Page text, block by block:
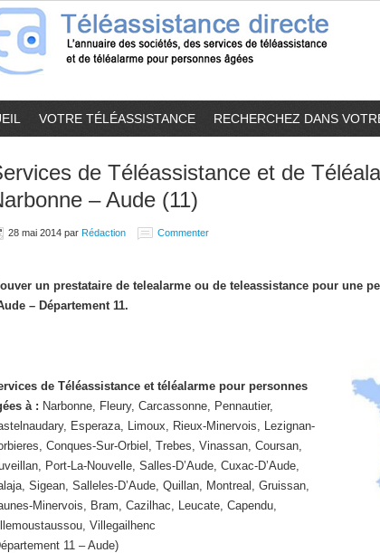
VOTRE TÉLÉASSISTANCE RECHERCHEZ DANS
de Téléassistance et de
– Aude (11)
28 mai 2014 par Rédaction Commenter
un prestataire de telealarme ou de teleassistance pour une
– Département 11.
de Téléassistance et téléalarme pour personnes
à : Narbonne, Fleury, Carcassonne, Pennautier,
Esperaza, Limoux, Rieux-Minervois, Lezignan-
Conques-Sur-Orbiel, Trebes, Vinassan, Coursan,
Port-La-Nouvelle, Salles-D’Aude, Cuxac-D’Aude,
Sigean, Salleles-D’Aude, Quillan, Montreal, Gruissan,
Minervois, Bram, Cazilhac, Leucate, Capendu,
Villegailhenc
11 – Aude)